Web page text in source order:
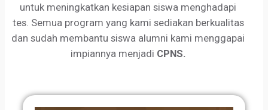
untuk meningkatkan kesiapan siswa menghadapi
tes. Semua program yang kami sediakan berkualitas
dan sudah membantu siswa alumni kami menggapai
impiannya menjadi CPNS.